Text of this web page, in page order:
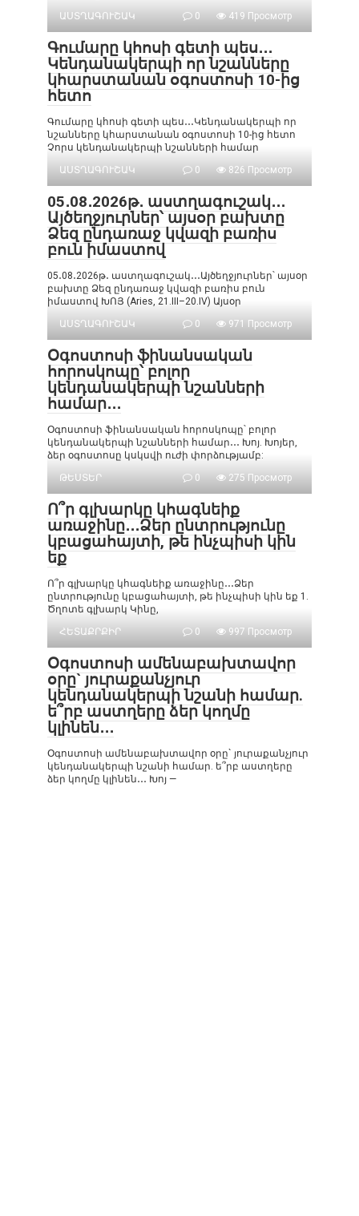
ԱՍՏՂԱԳՈՒՇԱԿ
0 419 Просмотр
Գումարը կհոսի գետի պես․․․
Կենդանակերպի որ նշանները
կհարստանան օգոստոսի 10-ից
հետո
Գումարը կհոսի գետի պես․․․Կենդանակերպի որ
նշանները կհարստանան օգոստոսի 10-ից հետո
Չորս կենդանակերպի նշանների համար
ԱՍՏՂԱԳՈՒՇԱԿ
0 826 Просмотр
05․08․2026թ․ աստղագուշակ․․․
Այծեղջյուրներ՝ այսօր բախտը
Ձեզ ընդառաջ կվազի բառիս
բուն իմաստով
05․08․2026թ․ աստղագուշակ․․․Այծեղջյուրներ՝ այսօր
բախտը Ձեզ ընդառաջ կվազի բառիս բուն
իմաստով ԽՈՅ (Aries, 21.III–20.IV) Այսօր
ԱՍՏՂԱԳՈՒՇԱԿ
0 971 Просмотр
Օգոստոսի ֆինանսական
հորոսկոպը՝ բոլոր
կենդանակերպի նշանների
համար․․․
Օգոստոսի ֆինանսական հորոսկոպը՝ բոլոր
կենդանակերպի նշանների համար․․․ Խոյ. Խոյեր,
ձեր օգոստոսը կսկսվի ուժի փորձությամբ:
ԹԵՍՏԵՐ
0 275 Просмотр
Ո՞ր գլխարկը կհագնեիք
առաջինը․․․Ձեր ընտրությունը
կբացահայտի, թե ինչպիսի կին
եք
Ո՞ր գլխարկը կհագնեիք առաջինը․․․Ձեր
ընտրությունը կբացահայտի, թե ինչպիսի կին եք 1.
Ծղոտե գլխարկ Կինը,
ՀԵՏԱՔՐՔԻՐ
0 997 Просмотр
Օգոստոսի ամենաբախտավոր
օրը` յուրաքանչյուր
կենդանակերպի նշանի համար.
ե՞րբ աստղերը ձեր կողմը
կլինեն․․․
Օգոստոսի ամենաբախտավոր օրը` յուրաքանչյուր
կենդանակերպի նշանի համար. ե՞րբ աստղերը
ձեր կողմը կլինեն․․․ Խոյ —